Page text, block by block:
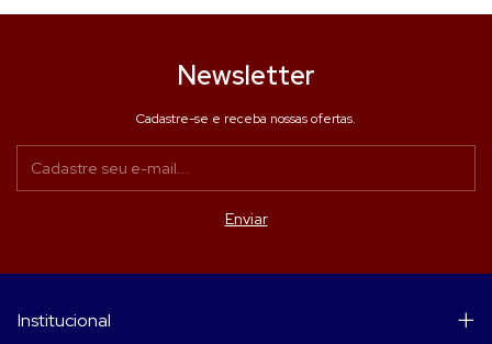
Newsletter
Cadastre-se e receba nossas ofertas.
Institucional